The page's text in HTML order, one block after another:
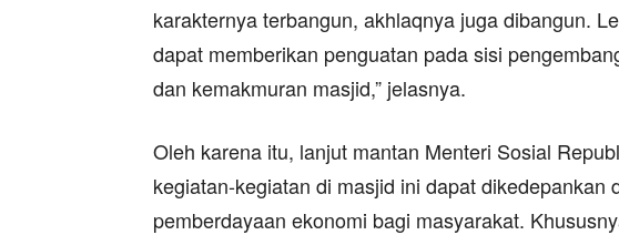
karakternya terbangun, akhlaqnya juga dibangun.
dapat memberikan penguatan pada sisi
dan kemakmuran masjid,” jelasnya.
Oleh karena itu, lanjut mantan Menteri Sosial
kegiatan-kegiatan di masjid ini dapat dikedepankan
pemberdayaan ekonomi bagi masyarakat.